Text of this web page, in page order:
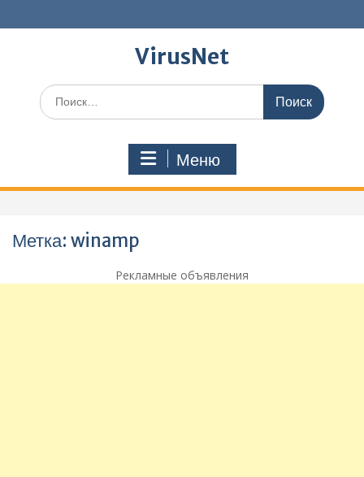
к
VirusNet
Поиск
по:
Меню
Метка: winamp
Рекламные объявления